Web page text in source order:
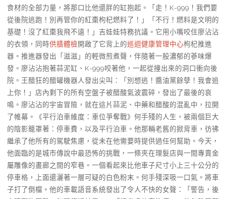
食材的全部力量，將那口比他還胖的缸抱起。「走！K-999！我們要
從後院逃跑！別再管你的紅棗枸杞燃料了！」「不行！燃料是文明的
基礎！沒了紅棗我飛不遠！」吉娃娃特務抗議。它用小嘴咬住廖沾沾
的衣領，同時供膳體檢開啟了它背上的巡迴健康管理中心枸杞推進
器。推進器發出「滋滋」的輕微煎煮聲，伴隨著一股濃郁的蔘味爆
發。廖沾沾抱著蒜泥缸、K-999咬著他，一起從撞出來的洞口衝向後
院。王醋狂的醋罐機器人發出尖叫：「別想逃！醬油黨餘孽！我會追
上你！」店內剩下的所有空盤子被醋酸氣波震碎，發出了最後的哀
鳴。廖沾沾的宇宙冒險，就在這片蒜泥、中藥和醋酸的混亂中，拉開
了帷幕。《平行泊車維度：車位爭奪戰》何手殘的人生，被兩個巨大
的陰影籠罩著：停車費，以及平行泊車。他那輛老舊的掀背車，彷彿
繼承了他所有的駕駛焦慮，從未在他需要時提供過任何幫助。今天，
他面臨的是城市傳說中最恐怖的挑戰，一條夾在理髮店與一間專賣金
屬雕像的畫廊之間的窄巷。一個看起來比他車子尺寸小上三十公分的
停車格，上面還灑著一層可疑的白色粉末。何手殘深吸一口氣。將車
子打了倒檔。他的車載語音系統發出了令人不快的女聲：「警告，後